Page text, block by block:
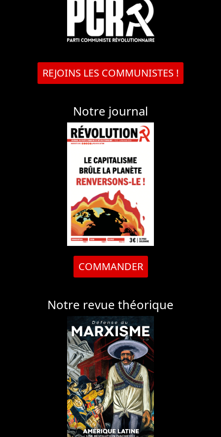
REJOINS LES COMMUNISTES !
Notre journal
COMMANDER
Notre revue théorique